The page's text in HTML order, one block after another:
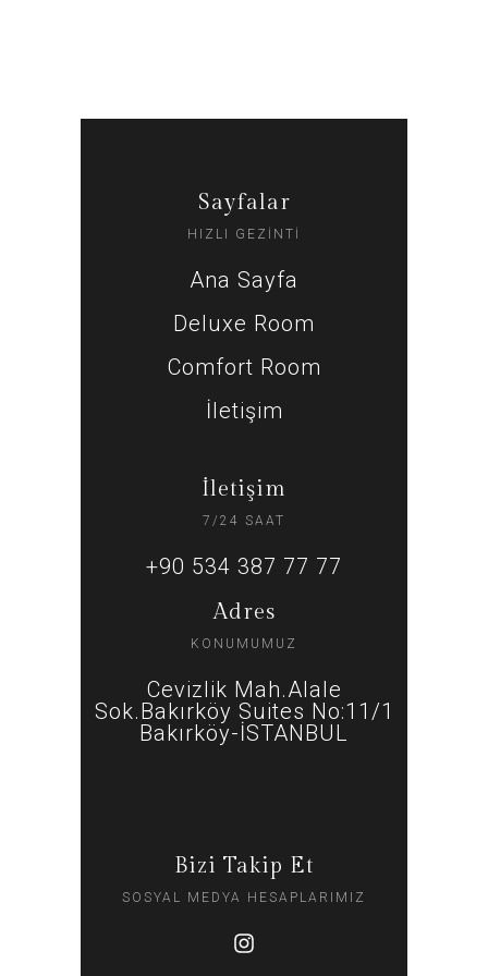
Sayfalar
HIZLI GEZİNTİ
Ana Sayfa
Deluxe Room
Comfort Room
İletişim
İletişim
7/24 SAAT
+90 534 387 77 77
Adres
KONUMUMUZ
Cevizlik Mah.Alale
Sok.Bakırköy Suites No:11/1
Bakırköy-İSTANBUL
Bizi Takip Et
SOSYAL MEDYA HESAPLARIMIZ